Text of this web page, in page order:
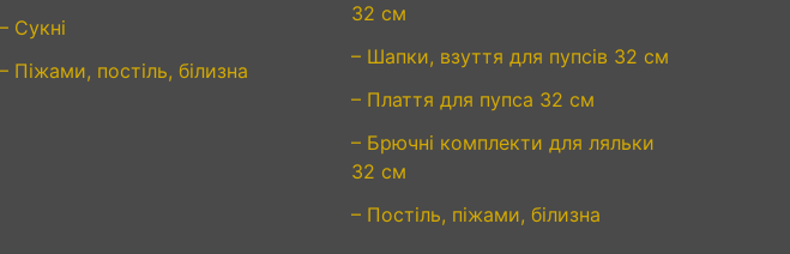
– Сукні
– Піжами, постіль, білизна
32 см
– Шапки, взуття для пупсів 32 см
– Плаття для пупса 32 см
– Брючні комплекти для ляльки
32 см
– Постіль, піжами, білизна